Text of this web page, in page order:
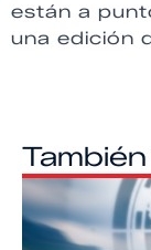
están a
una edición